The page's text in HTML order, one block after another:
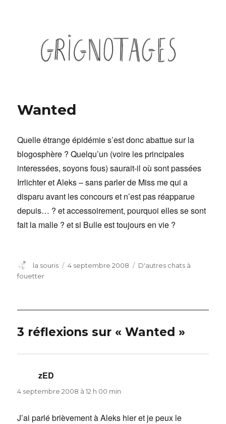
Wanted
Quelle étrange épidémie s’est donc abattue sur la
blogosphère ? Quelqu’un (voire les principales
interessées, soyons fous) saurait-il où sont passées
Irrlichter et Aleks – sans parler de Miss me qui a
disparu avant les concours et n’est pas réapparue
depuis… ? et accessoirement, pourquoi elles se sont
fait la malle ? et si Bulle est toujours en vie ?
Auteur
la souris
Publié
4 septembre 2008 Catégories
D'autres chats à
fouetter
3 réflexions sur « Wanted »
zED
4 septembre 2008 à 12 h 00 min
J’ai parlé brièvement à Aleks hier et je peux le